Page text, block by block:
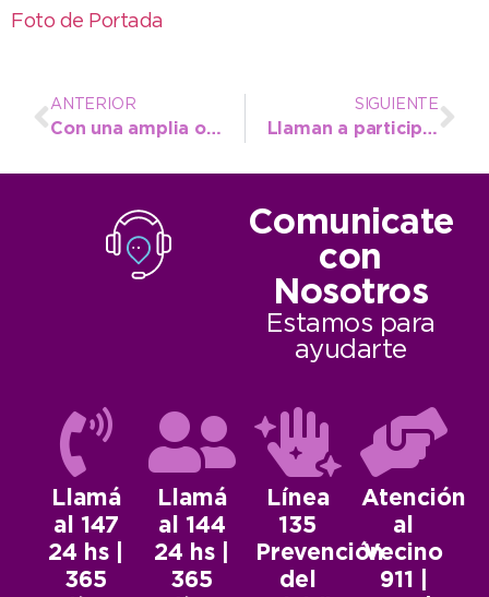
Foto de Portada
ANTERIOR
Con una amplia oferta educativa, el CCMN abre las inscripciones para el ciclo lectivo 2024
SIGUIENTE
Llaman a participar de un curso para ingresar al área de Seguridad Siniestral de la Dirección de Bomberos
Comunicate
con
Nosotros
Estamos para
ayudarte
Llamá
al 147
24 hs |
365
Llamá
al 144
24 hs |
365
Línea
135
Prevención
del
Atención
al
Vecino
911 |